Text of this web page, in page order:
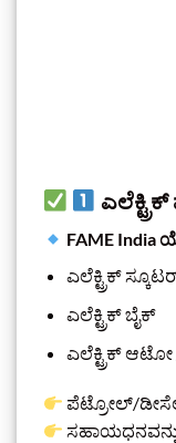
FAME India
ಎಲೆಕ್ಟ್ರಿಕ್
ಎಲೆಕ್ಟ್ರಿಕ್ ಬೈಕ್
ಎಲೆಕ್ಟ್ರಿಕ್ ಆಟೋ
ಪೆಟ್ರೋಲ್/